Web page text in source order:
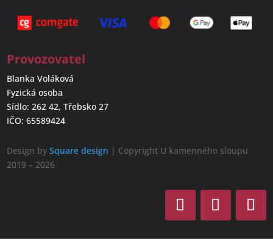
Provozovatel
Blanka Voláková
Fyzická osoba
Sídlo: 262 42, Třebsko 27
IČO: 65589424
Design bySquare design | Copyright U kamenného sloupu
2019 – 2026